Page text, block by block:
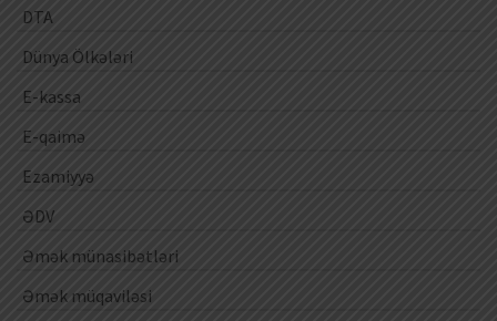
DTA
Dünya Ölkələri
E-kassa
E-qaimə
Ezamiyyə
ƏDV
Əmək münasibətləri
Əmək müqaviləsi